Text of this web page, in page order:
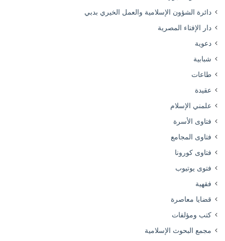
دائرة الشؤون الإسلامية والعمل الخيري بدبي
دار الإفتاء المصرية
دعوية
شبابية
طاعات
عقيدة
علمني الإسلام
فتاوى الأسرة
فتاوى المجامع
فتاوى كورونا
فتوى يوتيوب
فقهية
قضايا معاصرة
كتب ومؤلفات
مجمع البحوث الإسلامية